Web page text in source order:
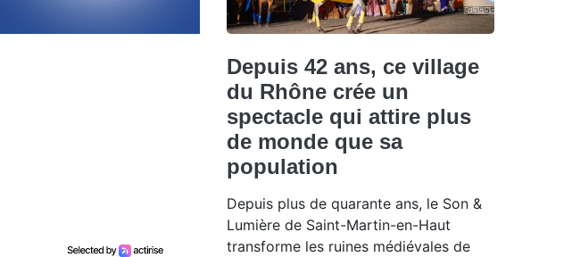
Depuis 42 ans, ce village
du Rhône crée un
spectacle qui attire plus
de monde que sa
population
Depuis plus de quarante ans, le Son &
Lumière de Saint-Martin-en-Haut
transforme les ruines médiévales de